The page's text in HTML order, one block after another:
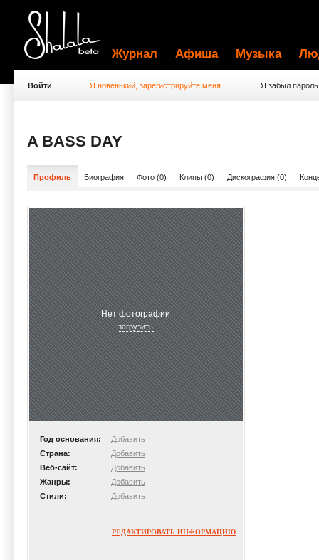
Журнал Афиша Музыка
Войти Я новенький, зарегистрируйте меня Я забыл пароль
A BASS DAY
Профиль Биография Фото (0) Клипы (0) Дискография (0)
Нет фотографии
загрузить
Год основания:
Добавить
Страна:
Добавить
Веб-сайт:
Добавить
Жанры:
Добавить
Стили:
Добавить
РЕДАКТИРОВАТЬ ИНФОРМАЦИЮ